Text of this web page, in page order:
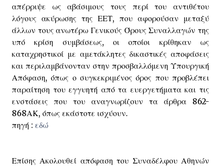
απέρριψε ως αβάσιμους τους περί του αντιθέτου
λόγους ακύρωσης της ΕΕΤ, που αφορούσαν μεταξύ
άλλων τους ανωτέρω Γενικούς Όρους Συναλλαγών της
υπό κρίση συμβάσεως, οι οποίοι κρίθηκαν ως
καταχρηστικοί με αμετάκλητες δικαστικές αποφάσεις
και περιλαμβάνονταν στην προσβαλλόμενη Υπουργική
Απόφαση, όπως ο συγκεκριμένος όρος που προβλέπει
παραίτηση του εγγυητή από τα ευεργετήματα και τις
ενστάσεις που του αναγνωρίζουν τα άρθρα 862-
868ΑΚ, όπως εκάστοτε ισχύουν.
πηγή : εδώ
Επίσης Ακολουθεί απόφαση του Συναδέλφου Αθηνών